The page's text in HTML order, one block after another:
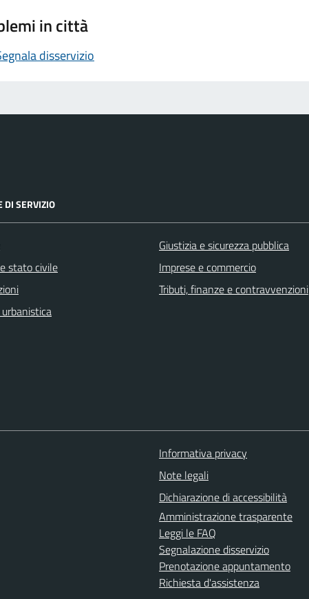
in città
disservizio
DI SERVIZIO
stato civile
Giustizia e sicurezza pubblica
Imprese e commercio
Tributi, finanze e contravvenzioni
Informativa privacy
Note legali
Dichiarazione di accessibilità
Amministrazione trasparente
Leggi le FAQ
Segnalazione disservizio
Prenotazione appuntamento
Richiesta d'assistenza